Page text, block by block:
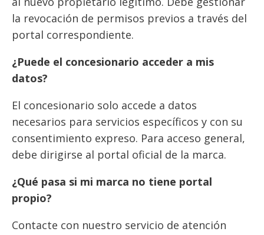
la revocación de permisos previos a través del
portal correspondiente.
¿Puede el concesionario acceder a mis
datos?
El concesionario solo accede a datos
necesarios para servicios específicos y con su
consentimiento expreso. Para acceso general,
debe dirigirse al portal oficial de la marca.
¿Qué pasa si mi marca no tiene portal
propio?
Contacte con nuestro servicio de atención